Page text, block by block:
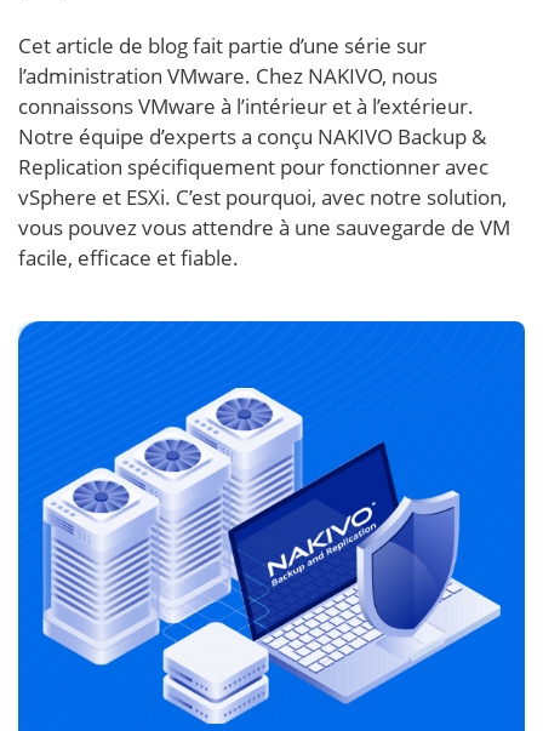
Cet article de blog fait partie d’une série sur
l’administration VMware. Chez NAKIVO, nous
connaissons VMware à l’intérieur et à l’extérieur.
Notre équipe d’experts a conçu NAKIVO Backup &
Replication spécifiquement pour fonctionner avec
vSphere et ESXi. C’est pourquoi, avec notre solution,
vous pouvez vous attendre à une sauvegarde de VM
facile, efficace et fiable.